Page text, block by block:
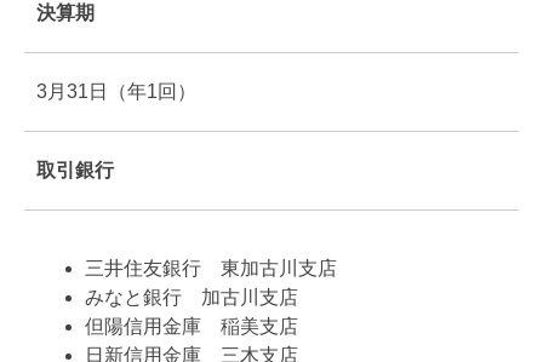
決算期
3月31日（年1回）
取引銀行
三井住友銀行 東加古川支店
みなと銀行 加古川支店
但陽信用金庫 稲美支店
日新信用金庫 三木支店